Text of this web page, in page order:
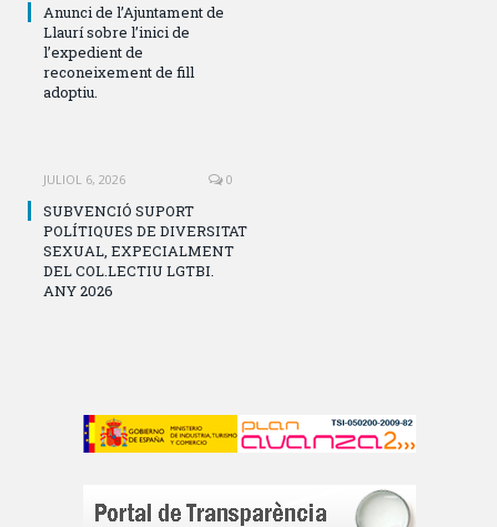
Anunci de l’Ajuntament de
Llaurí sobre l’inici de
l’expedient de
reconeixement de fill
adoptiu.
JULIOL 6, 2026 0
SUBVENCIÓ SUPORT
POLÍTIQUES DE DIVERSITAT
SEXUAL, EXPECIALMENT
DEL COL.LECTIU LGTBI.
ANY 2026